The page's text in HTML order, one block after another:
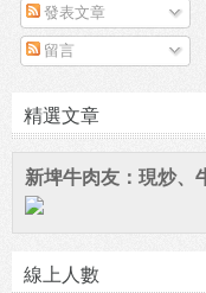
發表文章
留言
精選文章
新埤牛肉友：現炒、
線上人數